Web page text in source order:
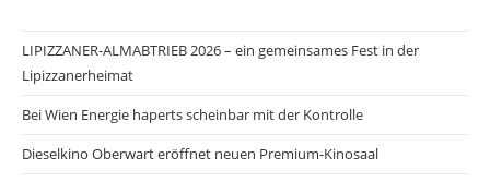
LIPIZZANER-ALMABTRIEB 2026 – ein gemeinsames Fest in der
Lipizzanerheimat
Bei Wien Energie haperts scheinbar mit der Kontrolle
Dieselkino Oberwart eröffnet neuen Premium-Kinosaal